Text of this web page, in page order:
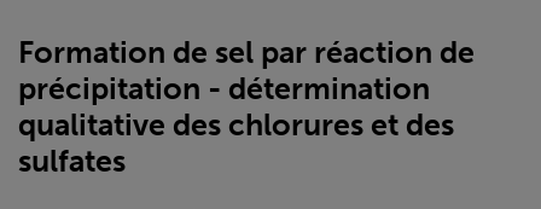
Formation de sel par réaction de
précipitation - détermination
qualitative des chlorures et des
sulfates